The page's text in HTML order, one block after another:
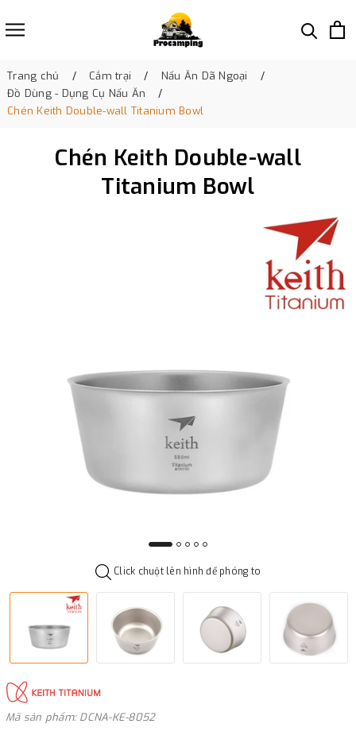
Trang chủ Cắm trại
Nấu Ăn Dã Ngoại
Đồ Dùng - Dụng Cụ Nấu Ăn
Chén Keith Double-wall Titanium Bowl
Chén Keith Double-wall
Titanium Bowl
Click chuột lên hình để phóng to
Mã sản phẩm: DCNA-KE-8052